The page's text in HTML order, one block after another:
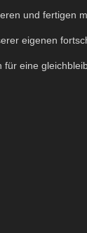
und fertigen
eigenen
für eine